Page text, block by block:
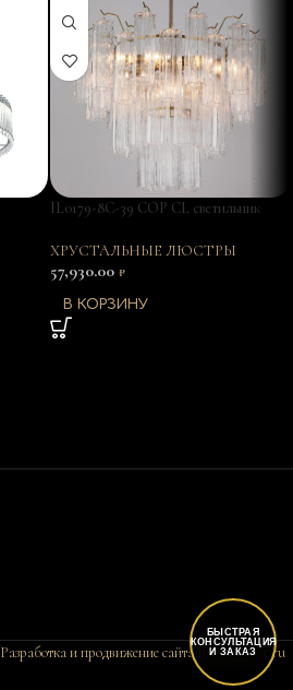
IL0179-8C-39 COP CL светильник
ХРУСТАЛЬНЫЕ ЛЮСТРЫ
57,930.00 ₽
В КОРЗИНУ
Разработка и продвижение сайта Bukovkin-it.ru
БЫСТРАЯ
КОНСУЛЬТАЦИЯ
И ЗАКАЗ